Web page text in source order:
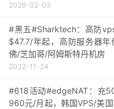
2026-02-03
#黑五#Sharktech：高防
$47.7/年起，高防服务器
佛/芝加哥/阿姆斯特丹机房
2022-11-24
#618活动#edgeNAT：充
960元/月起，韩国VPS/美